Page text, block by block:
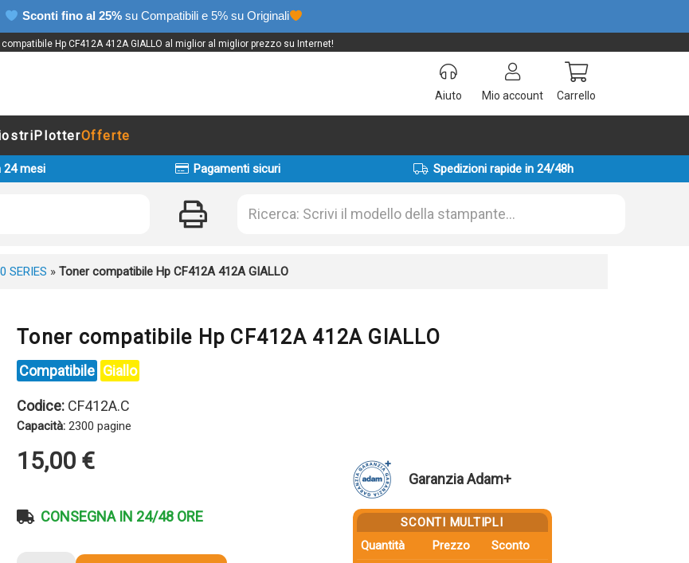
Sconti fino al 25% su Compatibili e 5% su Originali
compatibile Hp CF412A 412A GIALLO al miglior al miglior prezzo su Internet!
Aiuto Mio account Carrello
PlotterOfferte
24 mesi Pagamenti sicuri Spedizioni rapide in 24/48h
SERIES » Toner compatibile Hp CF412A 412A GIALLO
Toner compatibile Hp CF412A 412A GIALLO
Compatibile Giallo
Codice: CF412A.C
Capacità: 2300 pagine
15,00 €
CONSEGNA IN 24/48 ORE
Garanzia Adam+
SCONTI MULTIPLI
Quantità
Prezzo
Sconto